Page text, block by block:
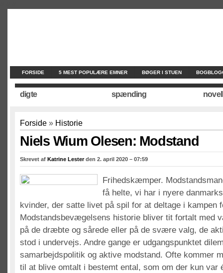
FORSIDE 5 MEST POPULÆRE EMNER BØGER I STUEN
digte spænding
Forside » Historie
Niels Wium Olesen: Modstand
Skrevet af Katrine Lesterden 2. april 2020 – 07:59
Frihedskæmper.
få helte, vi har i nyere
kvinder, der satte livet på spil for at deltage i kampen
Modstandsbevægelsens historie bliver tit fortalt med
på de dræbte og sårede eller på de svære valg, de
stod i undervejs. Andre gange er udgangspunktet
samarbejdspolitik og aktive modstand. Ofte kommer
til at blive omtalt i bestemt ental, som om der kun var